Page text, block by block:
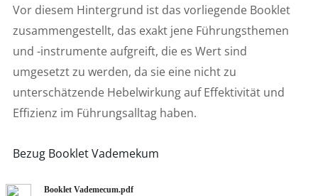
Vor diesem Hintergrund ist das vorliegende Booklet
zusammengestellt, das exakt jene Führungsthemen
und -instrumente aufgreift, die es Wert sind
umgesetzt zu werden, da sie eine nicht zu
unterschätzende Hebelwirkung auf Effektivität und
Effizienz im Führungsalltag haben.
Bezug Booklet Vademekum
Booklet Vademecum.pdf